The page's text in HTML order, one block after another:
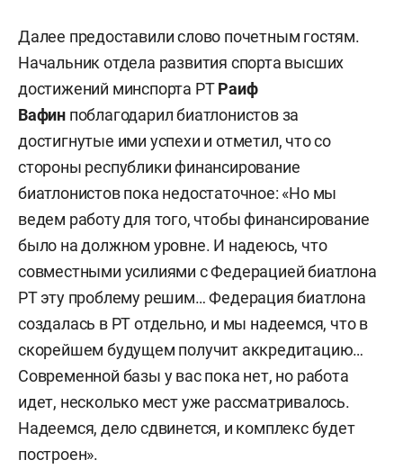
Далее предоставили слово почетным гостям.
Начальник отдела развития спорта высших
достижений минспорта РТРаиф
Вафин поблагодарил биатлонистов за
достигнутые ими успехи и отметил, что со
стороны республики финансирование
биатлонистов пока недостаточное: «Но мы
ведем работу для того, чтобы финансирование
было на должном уровне. И надеюсь, что
совместными усилиями с Федерацией биатлона
РТ эту проблему решим… Федерация биатлона
создалась в РТ отдельно, и мы надеемся, что в
скорейшем будущем получит аккредитацию…
Современной базы у вас пока нет, но работа
идет, несколько мест уже рассматривалось.
Надеемся, дело сдвинется, и комплекс будет
построен».